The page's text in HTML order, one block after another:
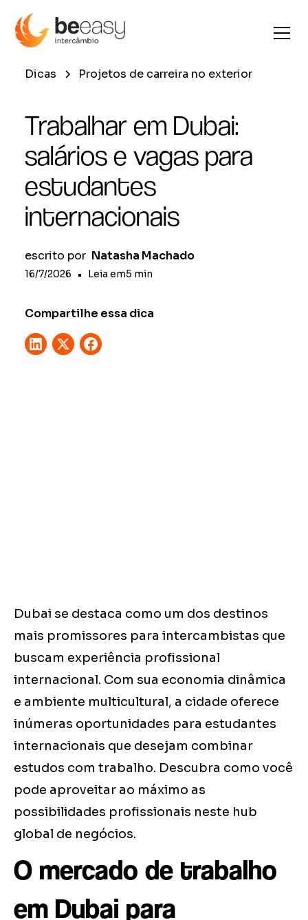
Dicas Projetos de carreira no exterior
Trabalhar em Dubai:
salários e vagas para
estudantes
internacionais
escrito por Natasha Machado
16/7/2026 • Leia em5 min
Compartilhe essa dica
Dubai se destaca como um dos destinos
mais promissores para intercambistas que
buscam experiência profissional
internacional. Com sua economia dinâmica
e ambiente multicultural, a cidade oferece
inúmeras oportunidades para estudantes
internacionais que desejam combinar
estudos com trabalho. Descubra como você
pode aproveitar ao máximo as
possibilidades profissionais neste hub
global de negócios.
O mercado de trabalho
em Dubai para